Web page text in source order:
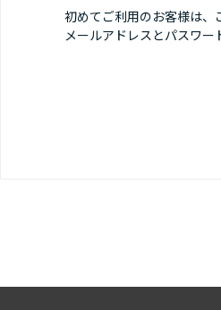
初めてご利用のお客様は、
メールアドレスとパスワー